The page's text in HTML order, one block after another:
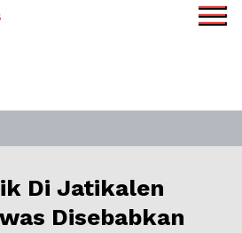
Di Jatikalen
Disebabkan